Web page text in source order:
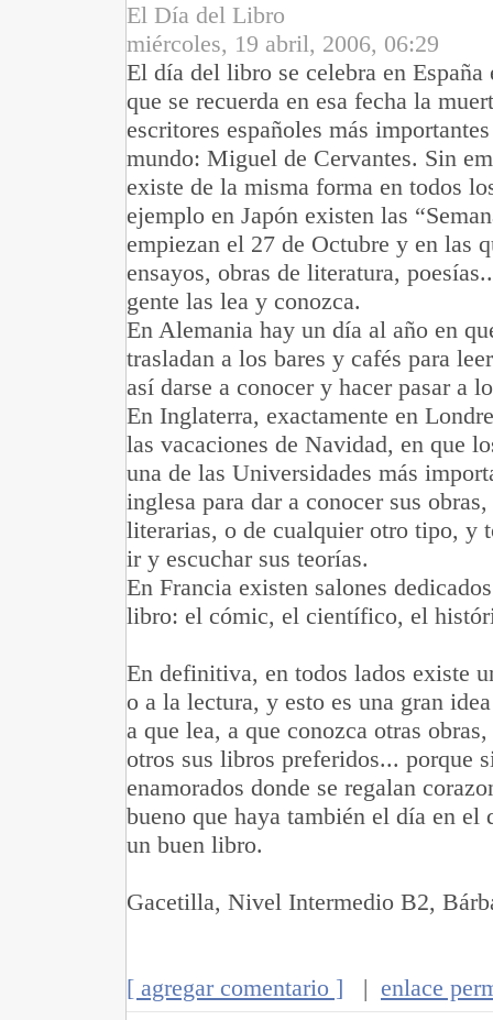
El Día del Libro
miércoles, 19 abril, 2006, 06:29
El día del libro se celebra en
que se recuerda en esa fecha la
escritores españoles más
mundo: Miguel de Cervantes. Sin
existe de la misma forma en todos
ejemplo en Japón existen las
empiezan el 27 de Octubre y en las
ensayos, obras de literatura,
gente las lea y conozca.
En Alemania hay un día al año en
trasladan a los bares y cafés para
así darse a conocer y hacer pasar a
En Inglaterra, exactamente en
las vacaciones de Navidad, en que
una de las Universidades más
inglesa para dar a conocer sus
literarias, o de cualquier otro tipo, y
ir y escuchar sus teorías.
En Francia existen salones
libro: el cómic, el científico, el
En definitiva, en todos lados existe
o a la lectura, y esto es una gran
a que lea, a que conozca otras
otros sus libros preferidos... porque
enamorados donde se regalan
bueno que haya también el día en el
un buen libro.
Gacetilla, Nivel Intermedio B2,
[ agregar comentario ] | enlace